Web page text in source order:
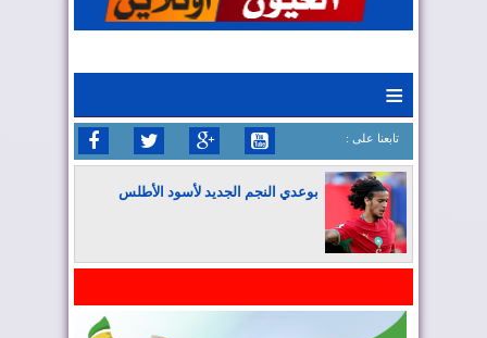
≡
: تابعنا على
بوعدي النجم الجديد لأسود الأطلس